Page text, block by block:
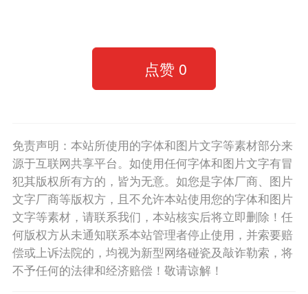
点赞 0
免责声明：本站所使用的字体和图片文字等素材部分来
源于互联网共享平台。如使用任何字体和图片文字有冒
犯其版权所有方的，皆为无意。如您是字体厂商、图片
文字厂商等版权方，且不允许本站使用您的字体和图片
文字等素材，请联系我们，本站核实后将立即删除！任
何版权方从未通知联系本站管理者停止使用，并索要赔
偿或上诉法院的，均视为新型网络碰瓷及敲诈勒索，将
不予任何的法律和经济赔偿！敬请谅解！